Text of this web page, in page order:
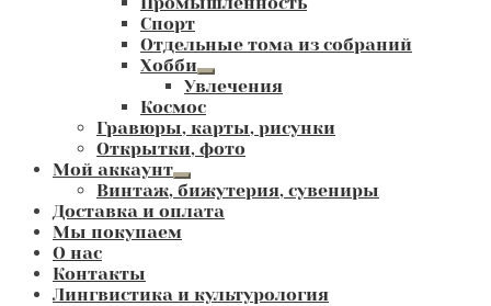
Спорт
Отдельные тома из собраний
Хобби
Развернутое
вложенное
меню
Увлечения
Космос
Гравюры, карты, рисунки
Открытки, фото
Мой аккаунт
Развернутое
вложенное
меню
Винтаж, бижутерия, сувениры
Доставка и оплата
Мы покупаем
О нас
Контакты
Лингвистика и культурология